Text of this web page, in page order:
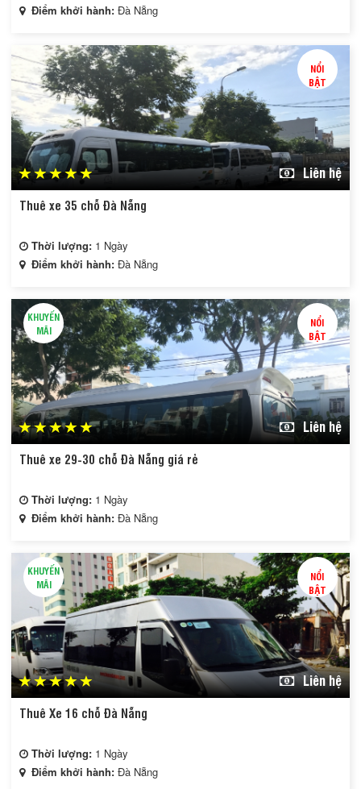
Điểm khởi hành: Đà Nẵng
NỔI
BẬT
Liên hệ
Thuê xe 35 chỗ Đà Nẵng
Thời lượng: 1 Ngày
Điểm khởi hành: Đà Nẵng
NỔI
BẬT
KHUYẾN
MÃI
Liên hệ
Thuê xe 29-30 chỗ Đà Nẵng giá rẻ
Thời lượng: 1 Ngày
Điểm khởi hành: Đà Nẵng
NỔI
BẬT
KHUYẾN
MÃI
Liên hệ
Thuê Xe 16 chỗ Đà Nẵng
Thời lượng: 1 Ngày
Điểm khởi hành: Đà Nẵng